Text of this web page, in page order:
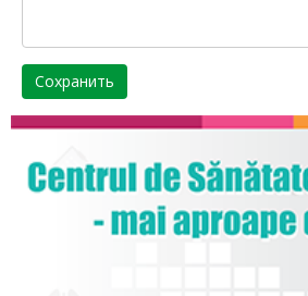
Сохранить